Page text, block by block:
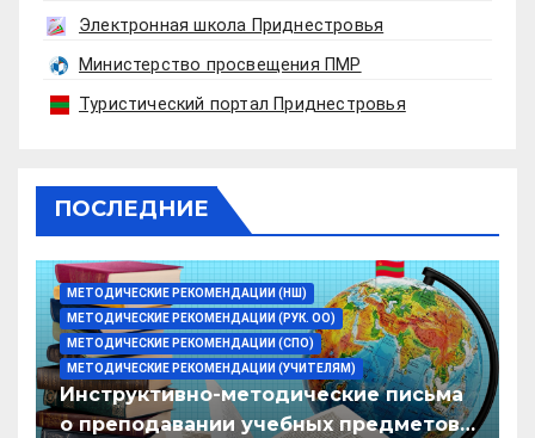
Электронная школа Приднестровья
Министерство просвещения ПМР
Туристический портал Приднестровья
ПОСЛЕДНИЕ
МЕТОДИЧЕСКИЕ РЕКОМЕНДАЦИИ (НШ)
МЕТОДИЧЕСКИЕ РЕКОМЕНДАЦИИ (РУК. ОО)
МЕТОДИЧЕСКИЕ РЕКОМЕНДАЦИИ (СПО)
МЕТОДИЧЕСКИЕ РЕКОМЕНДАЦИИ (УЧИТЕЛЯМ)
Инструктивно-методические письма
о преподавании учебных предметов/